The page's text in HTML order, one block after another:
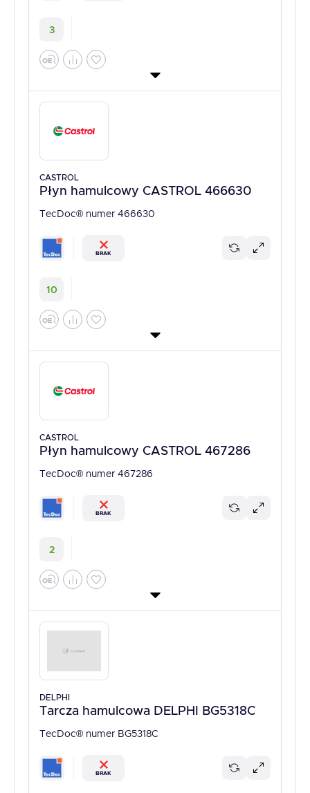
3
CASTROL
Płyn hamulcowy CASTROL 466630
TecDoc® numer 466630
BRAK
10
CASTROL
Płyn hamulcowy CASTROL 467286
TecDoc® numer 467286
BRAK
2
DELPHI
Tarcza hamulcowa DELPHI BG5318C
TecDoc® numer BG5318C
BRAK